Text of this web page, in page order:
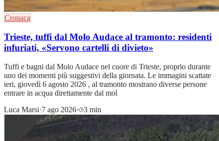
Cronaca
Trieste, tuffi dal Molo Audace al tramonto: residenti
infuriati, «Servono cartelli di divieto»
Tuffi e bagni dal Molo Audace nel cuore di Trieste, proprio durante
uno dei momenti più suggestivi della giornata. Le immagini scattate
ieri, giovedì 6 agosto 2026 , al tramonto mostrano diverse persone
entrare in acqua direttamente dal mol
Luca Marsi·7 ago 2026· 3 min